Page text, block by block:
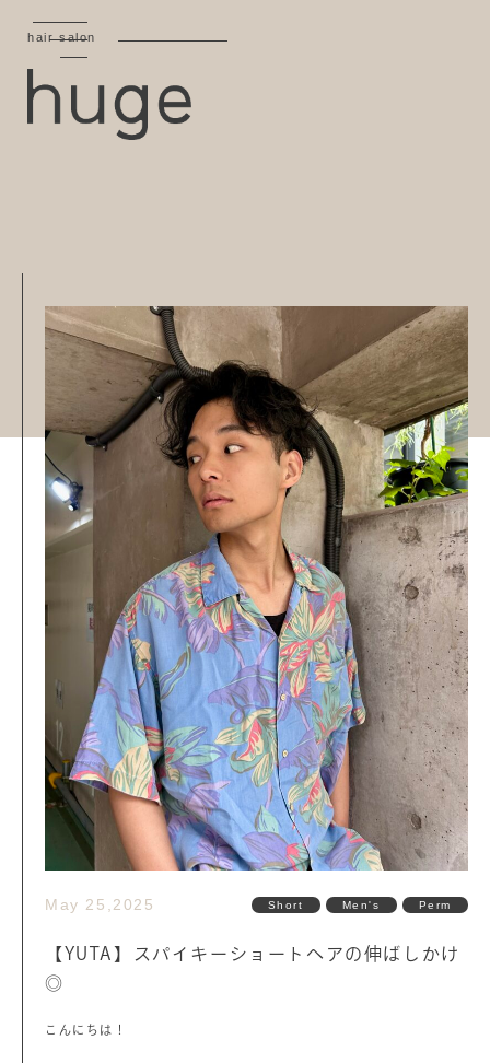
hair salon
May 25,2025 Short Men's Perm
【YUTA】スパイキーショートヘアの伸ばしかけ
◎
こんにちは！